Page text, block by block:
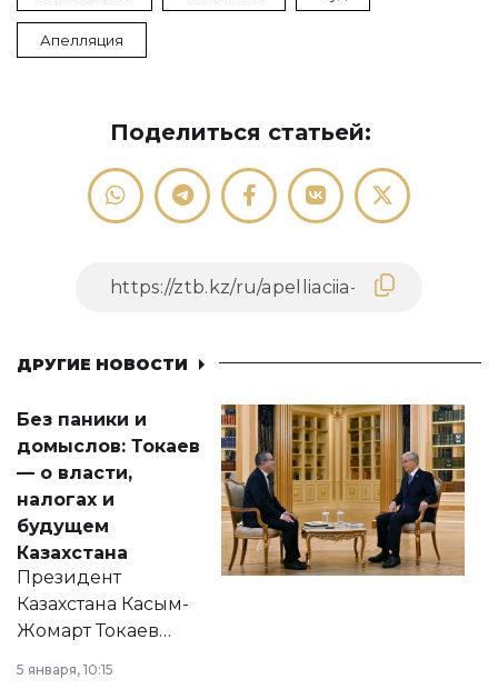
Апелляция
Поделиться статьей:
ДРУГИЕ НОВОСТИ
Без паники и
домыслов: Токаев
— о власти,
налогах и
будущем
Казахстана
Президент
Казахстана Касым-
Жомарт Токаев
сразу несколько
5 января, 10:15